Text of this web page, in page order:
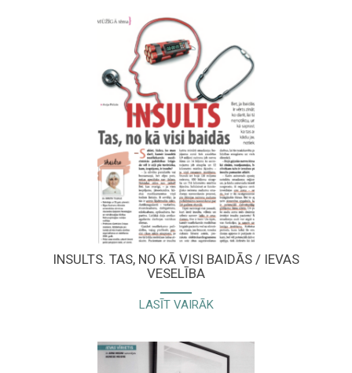
INSULTS. TAS, NO KĀ VISI BAIDĀS / IEVAS
VESELĪBA
LASĪT VAIRĀK